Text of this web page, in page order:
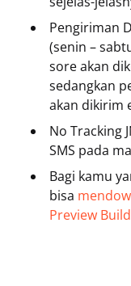
Pengiriman
(senin –
sore akan
sedangkan
akan dikirim
No Tracking
SMS pada
Bagi kamu
bisa
Preview